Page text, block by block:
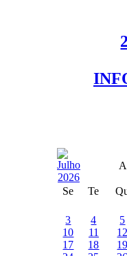
Se Te
3 4
5
10
11
17
18